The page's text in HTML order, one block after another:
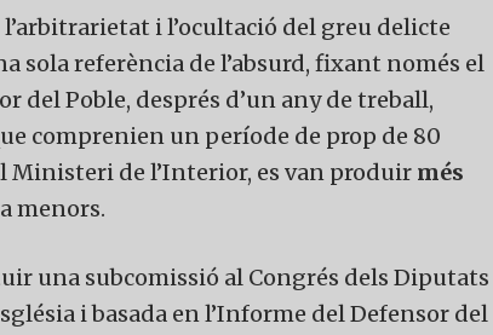
i l’ocultació del greu delicte
sola referència de l’absurd, fixant només el
del Poble, després d’un any de treball,
comprenien un període de prop de 80
Ministeri de l’Interior, es van produir més
menors.
una subcomissió al Congrés dels Diputats
i basada en l’Informe del Defensor del